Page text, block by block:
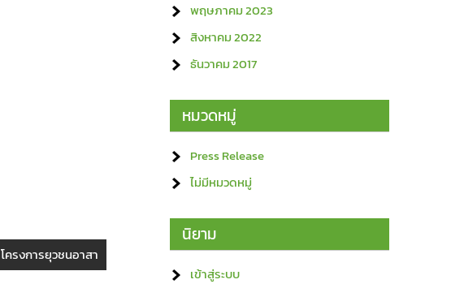
โครงการยุวชนอาสา
พฤษภาคม 2023
สิงหาคม 2022
ธันวาคม 2017
หมวดหมู่
Press Release
ไม่มีหมวดหมู่
นิยาม
เข้าสู่ระบบ